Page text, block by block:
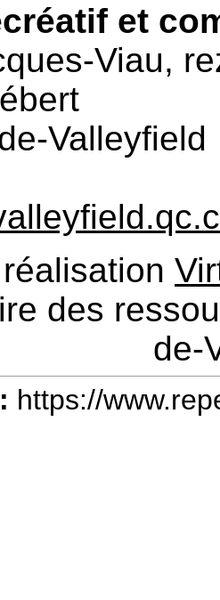
et
Viau,
Valleyfield
réalisation
des
de-
https://